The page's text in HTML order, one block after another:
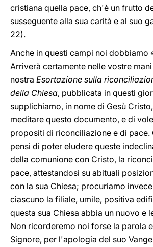
cristiana quella pace, ch'è un frutto
susseguente alla sua carità e al suo
22).
Anche in questi campi noi dobbiamo
Arriverà certamente nelle vostre
nostra Esortazione sulla
della Chiesa, pubblicata in questi
supplichiamo, in nome di Gesù
meditare questo documento, e di
propositi di riconciliazione e di pace.
pensi di poter eludere queste
della comunione con Cristo, la
pace, attestandosi su abituali
con la sua Chiesa; procuriamo
ciascuno la filiale, umile, positiva
questa sua Chiesa abbia un nuovo e
Non ricorderemo noi forse la parola
Signore, per l'apologia del suo